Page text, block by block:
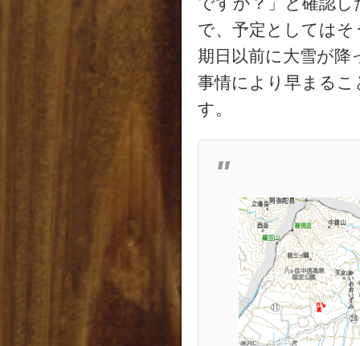
で、予定としては
期日以前に大雪が降
事情により早まる
す。